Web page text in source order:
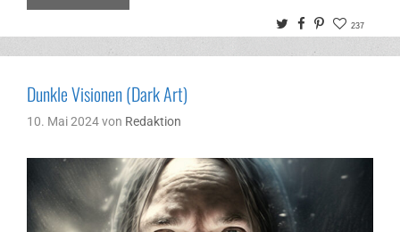
TwitterFacebook
Pinterest
237
Dunkle Visionen (Dark Art)
10. Mai 2024von Redaktion